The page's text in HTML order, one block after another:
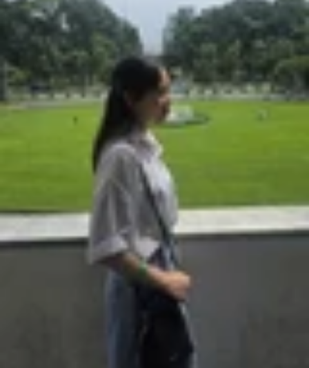
Top 5 điện thoại Samsung 128GB
chất lượng, đáng xuống tiền nhất
hiện nay
Hồng Huệ
04/06/2026
04/06/2026
Theo dõi XTMobile trên